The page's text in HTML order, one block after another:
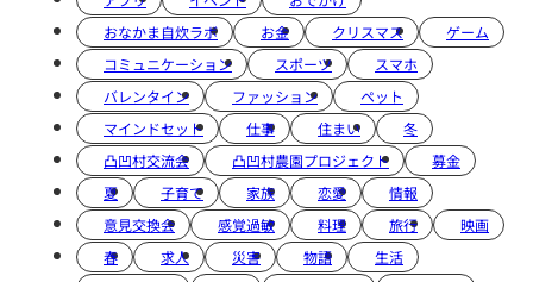
おなかま自炊ラボ
お金 クリスマス
ゲーム
コミュニケーション
スポーツ
スマホ
バレンタイン
ファッション
ペット
マインドセット
仕事 住まい
冬
凸凹村交流会
凸凹村農園プロジェクト
募金
夏
子育て 家族 恋愛
情報
意見交換会
感覚過敏 料理 旅行
映画
春
求人 災害 物語
生活